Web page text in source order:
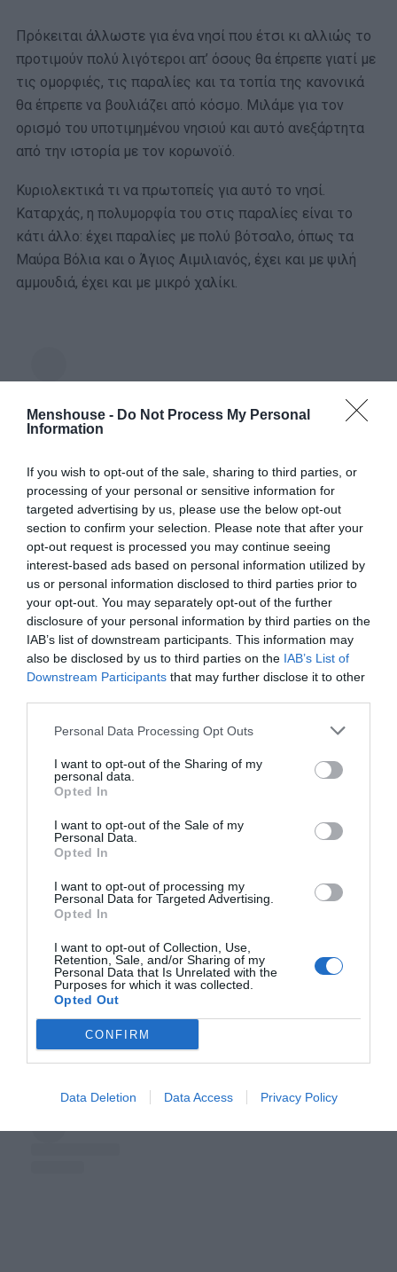
Menshouse - Do Not Process My Personal
Information
If you wish to opt-out of the sale, sharing to third parties, or
processing of your personal or sensitive information for
targeted advertising by us, please use the below opt-out
section to confirm your selection. Please note that after your
opt-out request is processed you may continue seeing
interest-based ads based on personal information utilized by
us or personal information disclosed to third parties prior to
your opt-out. You may separately opt-out of the further
disclosure of your personal information by third parties on the
IAB’s list of downstream participants. This information may
also be disclosed by us to third parties on the IAB’s List of
Downstream Participants that may further disclose it to other
Personal Data Processing Opt Outs
I want to opt-out of the Sharing of my
personal data.
Opted In
I want to opt-out of the Sale of my
Personal Data.
Opted In
I want to opt-out of processing my
Personal Data for Targeted Advertising.
Opted In
I want to opt-out of Collection, Use,
Retention, Sale, and/or Sharing of my
Personal Data that Is Unrelated with the
Purposes for which it was collected.
Opted Out
CONFIRM
Data Deletion Data Access Privacy Policy
Πρόκειται άλλωστε για ένα νησί που έτσι κι αλλιώς το
προτιμούν πολύ λιγότεροι απ’ όσους θα έπρεπε γιατί με
τις ομορφιές, τις παραλίες και τα τοπία της κανονικά
θα έπρεπε να βουλιάζει από κόσμο. Μιλάμε για τον
ορισμό του υποτιμημένου νησιού και αυτό ανεξάρτητα
από την ιστορία με τον κορωνοϊό.
Κυριολεκτικά τι να πρωτοπείς για αυτό το νησί.
Καταρχάς, η πολυμορφία του στις παραλίες είναι το
κάτι άλλο: έχει παραλίες με πολύ βότσαλο, όπως τα
Μαύρα Βόλια και ο Άγιος Αιμιλιανός, έχει και με ψιλή
αμμουδιά, έχει και με μικρό χαλίκι.
Δείτε αυτή τη δημοσίευση στο Instagram.
Μαστιχας (@chios_traveller)στις 30 Μάι, 2020 στις 12:11
μμ PDT
Ναγός, Γυαλισκάρι, Λιθί, Βοκαριά, Μέγας Λημνιώνας,
Βρουλίδια, Εζούσα: σε όποια από αυτές και αν πας
κάτι διαφορετικό θα υπάρξει για να μείνει μέσα στο
μυαλό σου.